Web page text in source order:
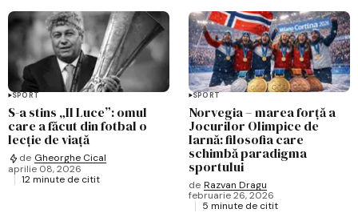
SPORT
S-a stins „Il Luce”: omul
care a făcut din fotbal o
lecție de viață
de Gheorghe Cical
aprilie 08, 2026
12 minute de citit
SPORT
Norvegia – marea forță a
Jocurilor Olimpice de
Iarnă: filosofia care
schimbă paradigma
sportului
de Razvan Dragu
februarie 26, 2026
5 minute de citit